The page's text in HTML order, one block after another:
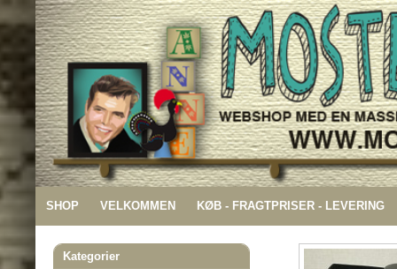
SHOP VELKOMMEN KØB - FRAGTPRISER - LEVERING
Kategorier